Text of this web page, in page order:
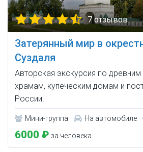
7 отзывов
Затерянный мир в
Суздаля
Авторская экскурсия по
храмам, купеческим домам и
России.
Мини-группа На автомобиле
6000 ₽ за человека